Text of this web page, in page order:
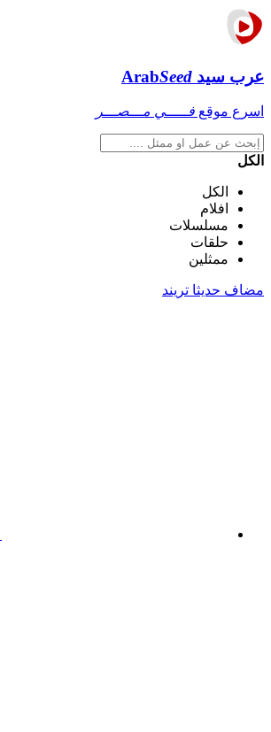
عرب سيد ArabSeed
اسرع موقع فـــــي مـــصـــر
الكل
الكل
افلام
مسلسلات
حلقات
ممثلين
مضاف حديثا تريند